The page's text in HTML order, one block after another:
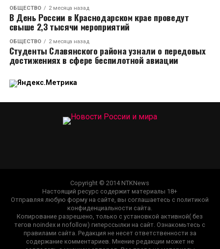
ОБЩЕСТВО 2 месяца назад
В День России в Краснодарском крае проведут
свыше 2,3 тысячи мероприятий
ОБЩЕСТВО 2 месяца назад
Студенты Славянского района узнали о передовых
достижениях в сфере беспилотной авиации
Copyright © 2014 NTKNews
Настоящий ресурс содержит материалы 18+
Отправляя любую форму на сайте, вы соглашаетесь с политикой
конфиденциальности сайта.
Копирование разрешено, только с установкой активной( без
тегов noindex и nofollow) гиперссылки на сайт. Ознакомьтесь с
правилами сайта. Редакция не несет ответственности за
содержание комментариев. Мнение редакции может не